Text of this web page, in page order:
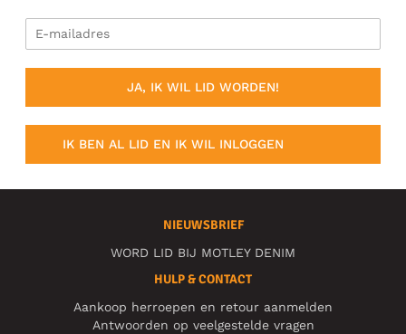
JA, IK WIL LID WORDEN!
IK BEN AL LID EN IK WIL INLOGGEN
NIEUWSBRIEF
WORD LID BIJ MOTLEY DENIM
HULP & CONTACT
Aankoop herroepen en retour aanmelden
Antwoorden op veelgestelde vragen